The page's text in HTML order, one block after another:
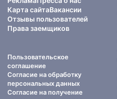
Карта сайтаВакансии
Отзывы пользователей
Права заемщиков
Пользовательское
соглашение
Согласие на обработку
персональных данных
Согласие на получение